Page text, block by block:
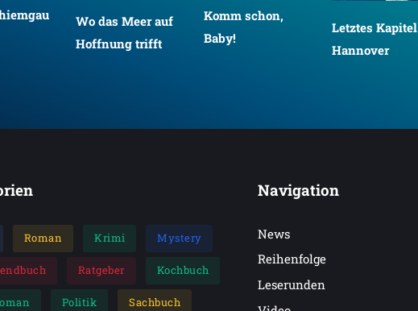
Wo das Meer auf
Hoffnung trifft
Komm schon,
Baby!
Letztes Kapitel
Hannover
Roman Krimi Mystery
Ratgeber Kochbuch
Politik Sachbuch
Navigation
News
Reihenfolge
Leserunden